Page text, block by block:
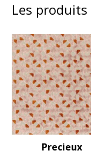
Les
Precieux